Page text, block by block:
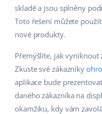
skladě a jsou splněny
Toto řešení můžete
nové produkty.
Přemýšlíte, jak vyniknout
Zkuste své zákazníky
aplikace bude
daného zákazníka na
okamžiku, kdy vám